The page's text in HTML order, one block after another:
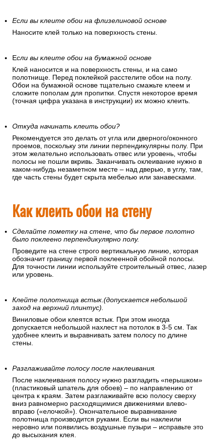
Если вы клеите обои на флизелиновой основе
Наносите клей только на поверхность стены.
Если вы клеите обои на бумажной основе
Клей наносится и на поверхность стены, и на само
полотнище. Перед поклейкой расстелите обои на полу.
Обои на бумажной основе тщательно смажьте клеем и
сложите пополам для пропитки. Спустя некоторое время
(точная цифра указана в инструкции) их можно клеить.
Откуда начинать клеить обои?
Рекомендуется это делать от угла или дверного/оконного
проемов, поскольку эти линии перпендикулярны полу. При
этом желательно использовать отвес или уровень, чтобы
полосы не пошли вкривь. Заканчивать оклеивание нужно в
каком-нибудь незаметном месте – над дверью, в углу, там,
где часть стены будет скрыта мебелью или занавесками.
Как клеить обои на стену
Сделайте пометку на стене, что бы первое полотно
было поклеено перпендикулярно полу.
Проведите на стене строго вертикальную линию, которая
обозначит границу первой поклеенной обойной полосы.
Для точности линии используйте строительный отвес, лазер
или уровень.
Клейте полотнища встык.(допускается небольшой
заход на верхний плинтус).
Виниловые обои клеятся встык. При этом иногда
допускается небольшой нахлест на потолок в 3-5 см. Так
удобнее клеить и выравнивать затем полосу по длине
стены.
Разглаживайте полосу после наклеивания.
После наклеивания полосу нужно разгладить «перышком»
(пластиковый шпатель для обоев) – по направлению от
центра к краям. Затем разглаживайте всю полосу сверху
вниз равномерно расходящимися движениями влево-
вправо («елочкой»). Окончательное выравнивание
полотнища производится руками. Если вы наклеили
неровно или появились воздушные пузыри – исправьте это
до высыхания клея.